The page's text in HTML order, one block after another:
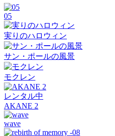
05
実りのハロウィン
サン・ポールの風景
モクレン
レンタル中
AKANE 2
wave